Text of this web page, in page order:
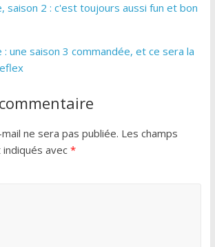
saison 2 : c'est toujours aussi fun et bon
: une saison 3 commandée, et ce sera la
ne sera pas publiée. Les champs
avec *